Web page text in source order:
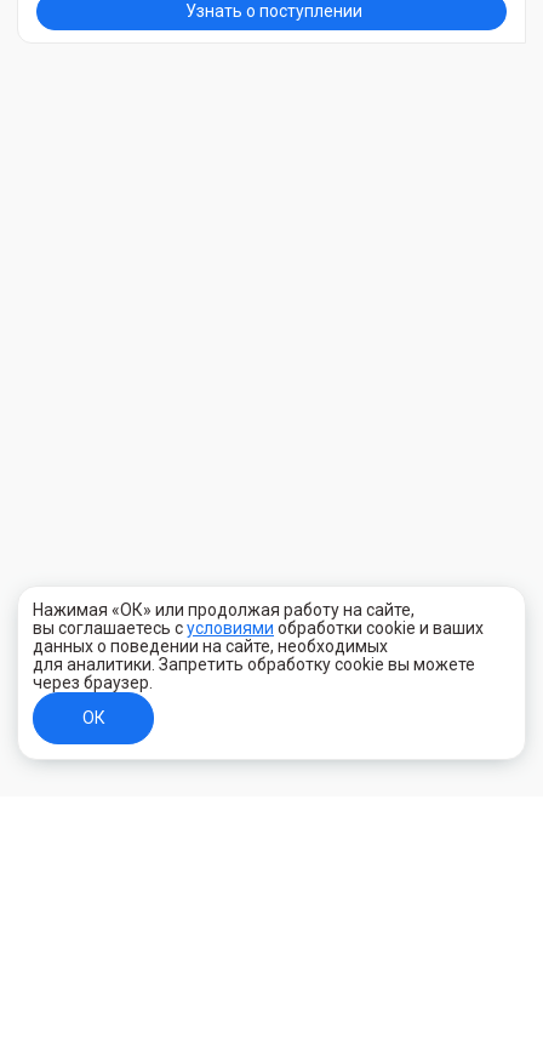
Узнать о поступлении
Нажимая «ОК» или продолжая работу на сайте,
вы соглашаетесь сусловиями обработки cookie и ваших
данных о поведении на сайте, необходимых
для аналитики. Запретить обработку cookie вы можете
через браузер.
ОК